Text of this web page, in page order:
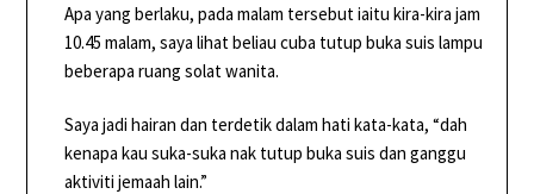
Apa yang berlaku, pada malam tersebut iaitu kira-kira jam
10.45 malam, saya lihat beliau cuba tutup buka suis lampu
beberapa ruang solat wanita.
Saya jadi hairan dan terdetik dalam hati kata-kata, “dah
kenapa kau suka-suka nak tutup buka suis dan ganggu
aktiviti jemaah lain.”